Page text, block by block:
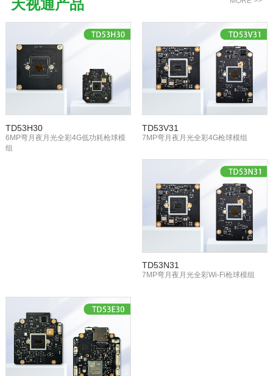
天视通产品
TD53H30
6MP弯月夜月光全彩4G低功耗枪球模
组
TD53V31
7MP弯月夜月光全彩4G枪球模组
TD53N31
7MP弯月夜月光全彩Wi-Fi枪球模组